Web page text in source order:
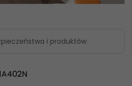
i produktów